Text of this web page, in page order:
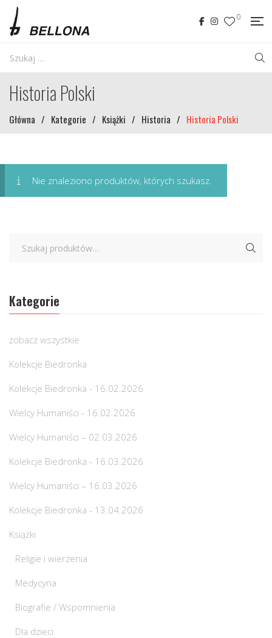
0
Historia Polski
Główna / Kategorie / Książki / Historia / Historia Polski
Nie znaleziono produktów, których szukasz.
Kategorie
zobacz wszystkie
Kolekcje Biedronka
Kolekcje Biedronka - 16.02.2026
Wielcy Humaniści - 16.02.2026
Wielcy Humaniści – 02.03.2026
Kolekcje Biedronka - 16.03.2026
Wielcy Humaniści – 16.03.2026
Kolekcje Biedronka - 13.04.2026
Książki
Religie i wierzenia
Medycyna
Biografie / Wspomnienia
Dla dzieci